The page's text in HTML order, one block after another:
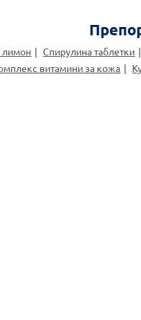
лимон Спирулина таблетки
витамини за кожа